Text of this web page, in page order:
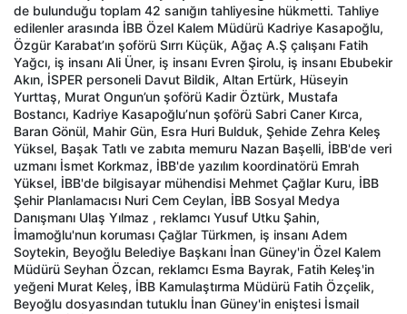
de bulunduğu toplam 42 sanığın tahliyesine hükmetti. Tahliye
edilenler arasında İBB Özel Kalem Müdürü Kadriye Kasapoğlu,
Özgür Karabat’ın şoförü Sırrı Küçük, Ağaç A.Ş çalışanı Fatih
Yağcı, iş insanı Ali Üner, iş insanı Evren Şirolu, iş insanı Ebubekir
Akın, İSPER personeli Davut Bildik, Altan Ertürk, Hüseyin
Yurttaş, Murat Ongun’un şoförü Kadir Öztürk, Mustafa
Bostancı, Kadriye Kasapoğlu’nun şoförü Sabri Caner Kırca,
Baran Gönül, Mahir Gün, Esra Huri Bulduk, Şehide Zehra Keleş
Yüksel, Başak Tatlı ve zabıta memuru Nazan Başelli, İBB'de veri
uzmanı İsmet Korkmaz, İBB'de yazılım koordinatörü Emrah
Yüksel, İBB'de bilgisayar mühendisi Mehmet Çağlar Kuru, İBB
Şehir Planlamacısı Nuri Cem Ceylan, İBB Sosyal Medya
Danışmanı Ulaş Yılmaz , reklamcı Yusuf Utku Şahin,
İmamoğlu'nun koruması Çağlar Türkmen, iş insanı Adem
Soytekin, Beyoğlu Belediye Başkanı İnan Güney'in Özel Kalem
Müdürü Seyhan Özcan, reklamcı Esma Bayrak, Fatih Keleş'in
yeğeni Murat Keleş, İBB Kamulaştırma Müdürü Fatih Özçelik,
Beyoğlu dosyasından tutuklu İnan Güney'in eniştesi İsmail